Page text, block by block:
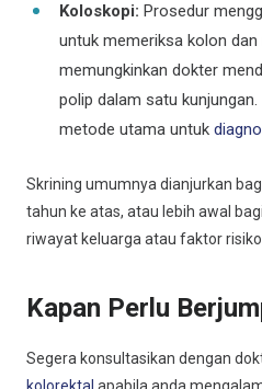
Koloskopi: Prosedur
untuk memeriksa kolon
memungkinkan dokter
polip dalam satu
metode utama untuk
Skrining umumnya dianjurkan
tahun ke atas, atau lebih awal
riwayat keluarga atau faktor risiko
Kapan Perlu
Segera konsultasikan dengan